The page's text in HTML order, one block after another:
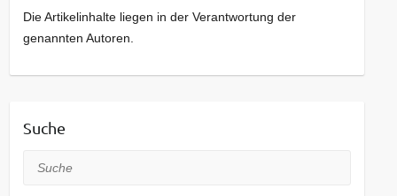
Die Artikelinhalte liegen in der Verantwortung der
genannten Autoren.
Suche
Suche